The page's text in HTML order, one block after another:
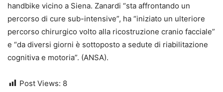
handbike vicino a Siena. Zanardi “sta affrontando un
percorso di cure sub-intensive”, ha “iniziato un ulteriore
percorso chirurgico volto alla ricostruzione cranio facciale”
e “da diversi giorni è sottoposto a sedute di riabilitazione
cognitiva e motoria”. (ANSA).
Post Views: 8